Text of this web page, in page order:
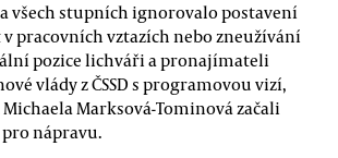
všech stupních ignorovalo postavení
pracovních vztazích nebo zneužívání
pozice lichváři a pronajímateli
vlády z ČSSD s programovou vizí,
Marksová-Tominová začali
nápravu.